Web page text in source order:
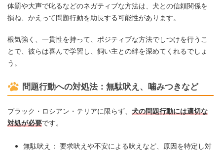
体罰や大声で叱るなどのネガティブな方法は、犬との信頼関係を
損ね、かえって問題行動を助長する可能性があります。
根気強く、一貫性を持って、ポジティブな方法でしつけを行うこ
とで、彼らは喜んで学習し、飼い主との絆を深めてくれるでしょ
う。
問題行動への対処法：無駄吠え、噛みつきなど
ブラック・ロシアン・テリアに限らず、 犬の問題行動には適切な
対処が必要です。
無駄吠え： 要求吠えや不安による吠えなど、原因を特定し対